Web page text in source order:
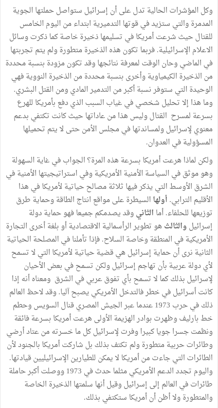
وكل المؤشرات الحالية تدل على أن إسرائيل ستواصل حملتها الجوية
المدمرة والتي ستزيد في قوتها التدميرية ابتداء من اليوم الخامس
للقتال حيث شرعت أمريكا في تسليمها ذخيرة خاصة كما ذكرت وسائل
الاعلام الإسرائيلية. فربما تكون هذه الذخيرة متطورة ولم يتم تجربتها
في الماضي وحان الوقت لمعرفة نتائجها وقد تكون مزودة بنسبة محددة
من الذخيرة الكيمياوية وأخرى بنسبة محددة من الذخيرة النووية فهي
الوحيدة التي ستوفر نسبة أكبر من التدمير المادي ومن القتل البشري.
وما هذا إلا تحليل شخصي في غياب السبب الذي دفع بأمريكا للهرع
بسرعة لمسرح القتال وليس هذا من عاداتها حيث كانت تكتفي بدعم
معنوي لإسرائيل ولمساندتها في مجلس الأمن حتى لا يتم تحميلها
المسؤولية في العدوان.
ولكن لماذا هرعت أمريكا بسرعة هذه المرة؟ الجواب في غاية السهولة
وهو موثق في السياسة الأمنية الأمريكية وفي استراتيجيتها الأمنية في
الشرق الأوسط التي يذكر فيها ثلاثة مصالح حياتية لأمريكا في هذا
الأقليم الترابي. أولها السيطرة على مواقع انتاج الطاقة وحماية طرق
توزيعها للحلفاء. أما الثانيوقد يصدمكم جميعا فهو حماية دولة
إسرائيل والثالث هو تطوير الرأسمالية الاقتصادية أو بلغة أخرى التجارة
الأمريكية في المنطقة وخاصة السلاح. فإذا تأملنا في المصلحة الحياتية
الثانية نرى أن حماية إسرائيل هي قضية حياتية لأمريكا التي لا تسمح
لأي دولة عربية بأن تهاجم إسرائيل ولكن تسمح في بعض الأحيان
لإسرائيل بذلك كما لا تسمح بأي تفوق عربي في الشرق ومعناه أنه إذا
كانت أسرائيل في خطر فالتدخل الأمريكي يصبح آليا. وقد لاحظ العالم
ذلك في حرب 1973 عندما عبر الجيش المصري قنال السويس وحطم
خط بارليف وظهرت بوادر الهزيمة الأولى هرعت أمريكا بسرعة فائقة
ونظمت جسرا جويا كبيرا وفرت لإسرائيل كل ما خسرته من عتاد أرضي
وطائرات حربية متطورة ولم تكتف بذلك بل شاركت أمريكا بالجنود لأن
الطائرات التي جاءت من أمريكا لا يمكن للطيارين الإسرائيليين قيادتها.
واليوم تجدد الدعم الأمريكي مثلما حدث في 1973 ووصلت أكبر حاملة
طائرات في العالم إلى إسرائيل وقيل أنها سلمتها الذخيرة الخاصة
والمتطورة ولا أظن أن أمريكا ستكتفي بذلك.